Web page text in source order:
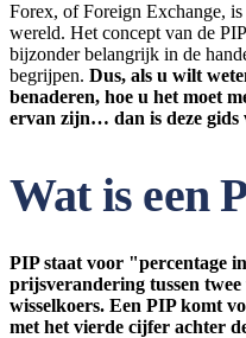
Forex, of Foreign Exchange,
wereld. Het concept van de
bijzonder belangrijk in de
begrijpen. Dus, als u wilt
benaderen, hoe u het moet
ervan zijn… dan is deze gids
Wat is een
PIP staat voor "percentage
prijsverandering tussen
wisselkoers. Een PIP komt
met het vierde cijfer achter